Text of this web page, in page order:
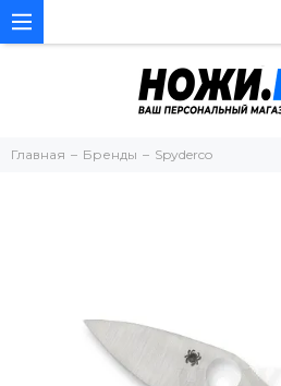
Главная Бренды Spyderco